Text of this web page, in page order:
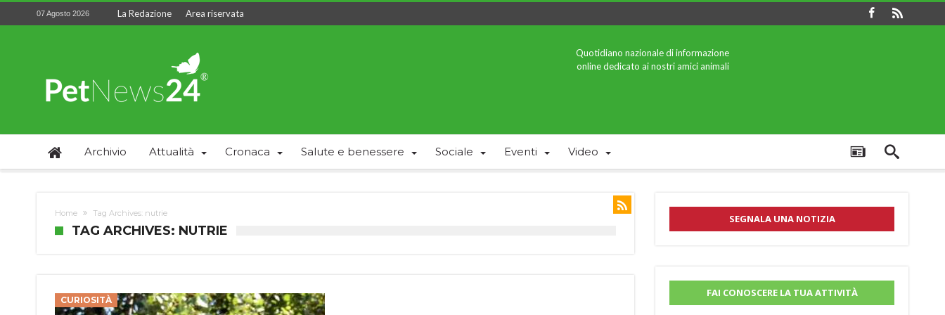
07 Agosto 2026 La Redazione Area riservata
Quotidiano nazionale di informazione
online dedicato ai nostri amici animali
Archivio Attualità Cronaca Salute e benessere Sociale Eventi Video
Home Tag Archives: nutrie
TAG ARCHIVES: NUTRIE
CURIOSITÀ
SEGNALA UNA NOTIZIA
FAI CONOSCERE LA TUA ATTIVITÀ